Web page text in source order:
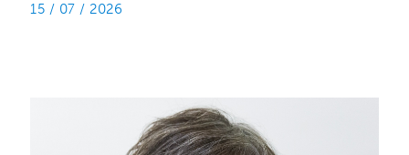
15 / 07 / 2026